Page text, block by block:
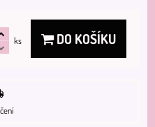
ks DO KOŠÍKU